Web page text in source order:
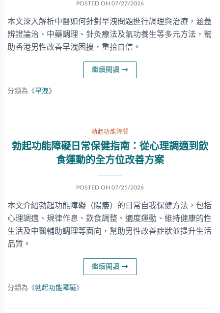
POSTED ON 07/27/2026
本文深入解析中醫如何針對早洩問題進行調理與治療，涵蓋
辨證論治、中藥調理、針灸療法及氣功養生等多元方法，幫
助香港男性改善早洩困擾，重拾自信。
繼續閱讀 →
分類為《早洩》
勃起功能障礙
勃起功能障礙日常保健指南：從心理調適到飲
食運動的全方位改善方案
POSTED ON 07/25/2026
本文介紹勃起功能障礙（陽痿）的日常自我保健方法，包括
心理調適、規律作息、飲食調整、適度運動、維持健康的性
生活及中醫輔助調理等面向，幫助男性改善症狀並提升生活
品質。
繼續閱讀 →
分類為《勃起功能障礙》